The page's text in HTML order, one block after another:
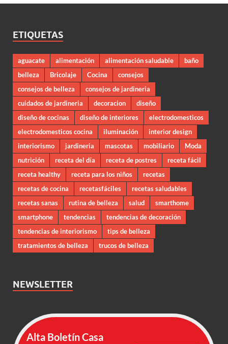
ETIQUETAS
aguacate alimentación alimentación saludable
baño
belleza
Bricolaje Cocina
consejos
consejos de belleza
consejos de jardineria
cuidados de jardineria
decoracion
diseño
diseño de cocinas
diseño de interiores
electrodomesticos
electrodomesticos cocina
iluminación
interior design
interiorismo
jardineria mascotas mobiliario
Moda
nutrición
receta del día receta de postres
receta fácil
receta healthy
receta para los niños
recetas
recetas de cocina
recetasfáciles
recetas saludables
recetas sanas
rutina de belleza salud
smarthome
smartphone
tendencias
tendencias de decoración
tendencias de interiorismo
tips de belleza
tratamientos de belleza
trucos de belleza
NEWSLETTER
Alta Boletín Casa